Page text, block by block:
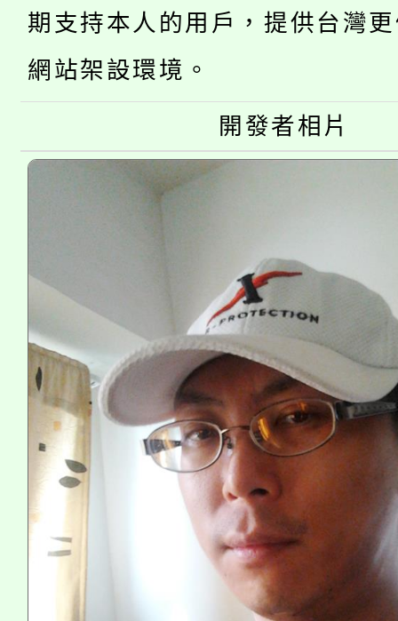
車」活動
桃園市115學年度學生
生本土語及新住民語歌
公告本校115學年度第
代理(課)教師甄選結果(
公告本校115學年度第
代理(課)教師甄選結果(
轉知中國文化大學推廣
《TA101》溝通分析基
程，歡迎學生輔導中心
心理、諮商輔導、社會
系所師生報名參加。
期支持本人的用戶，提供台灣
網站架設環境。
開發者相片